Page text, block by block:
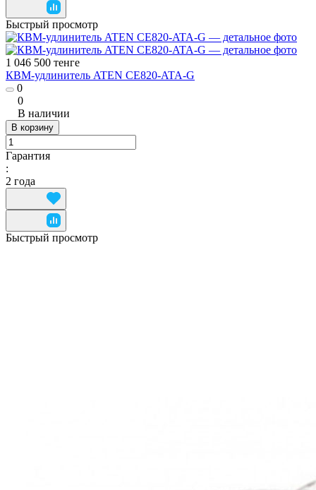
Быстрый просмотр
1 046 500 тенге
КВМ-удлинитель ATEN CE820-ATA-G
0
0
В наличии
В корзину
Гарантия
:
2 года
Быстрый просмотр